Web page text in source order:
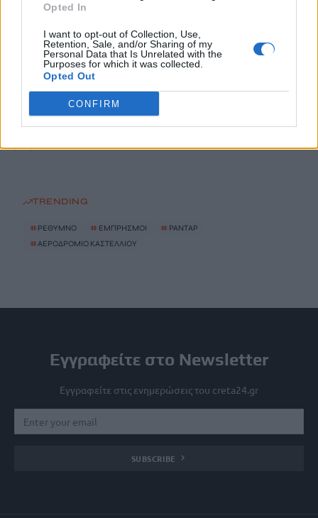
Opted In
I want to opt-out of Collection, Use,
Retention, Sale, and/or Sharing of my
Personal Data that Is Unrelated with the
Purposes for which it was collected.
Opted Out
CONFIRM
Θεοδωρικάκος: Συμβάλλουμε στην εθνική ασφάλεια της
πατρίδας μας με νέο αναπτυξιακό καθεστώς για την Άμυνα
7 Αυγούστου, 2026
Αεροδρόμιο Καστελλίου: Όλα έτοιμα για την υπογραφή της
σύμβασης για τα ραντάρ
7 Αυγούστου, 2026
TRENDING
# ΡΕΘΥΜΝΟ # ΕΜΠΡΗΣΜΟΙ # ΡΑΝΤΑΡ
#ΑΕΡΟΔΡΟΜΙΟ ΚΑΣΤΕΛΛΙΟΥ
Εγγραφείτε στο Newsletter
Εγγραφείτε στις ενημερώσεις του creta24.gr
SUBSCRIBE